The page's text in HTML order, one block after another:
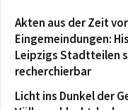
Akten aus der Zeit
Eingemeindungen:
Leipzigs Stadtteilen
recherchierbar
Licht ins Dunkel der